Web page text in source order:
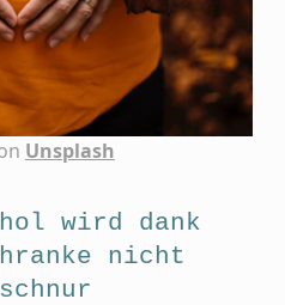
Unsplash
wird dank
nicht